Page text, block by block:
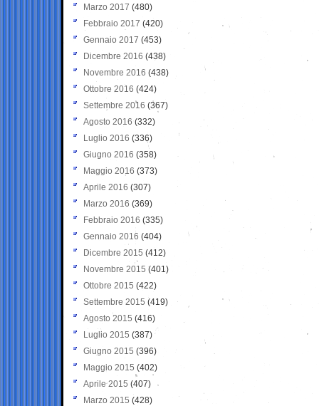
Marzo 2017 (480)
Febbraio 2017 (420)
Gennaio 2017 (453)
Dicembre 2016 (438)
Novembre 2016 (438)
Ottobre 2016 (424)
Settembre 2016 (367)
Agosto 2016 (332)
Luglio 2016 (336)
Giugno 2016 (358)
Maggio 2016 (373)
Aprile 2016 (307)
Marzo 2016 (369)
Febbraio 2016 (335)
Gennaio 2016 (404)
Dicembre 2015 (412)
Novembre 2015 (401)
Ottobre 2015 (422)
Settembre 2015 (419)
Agosto 2015 (416)
Luglio 2015 (387)
Giugno 2015 (396)
Maggio 2015 (402)
Aprile 2015 (407)
Marzo 2015 (428)